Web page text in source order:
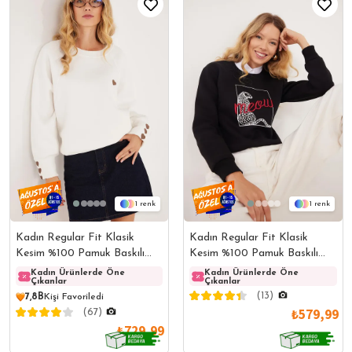
1
Kadın Regular Fit Klasik
Kesim %100 Pamuk Baskılı
Bisiklet Yaka Beyaz
Sweatshirt
Kadın Ürünlerde Öne
Çıkanlar
Kadın Ürünlerde Öne
Çıkanlar
7,8B Kişi Favoriledi
(67)
₺729,99
1
Kadın Regular Fit Klasik
Kesim %100 Pamuk Baskılı
Bisiklet Yaka Siyah Sweatshirt
Kadın Ürünlerde Öne
Çıkanlar
(13)
₺579,99